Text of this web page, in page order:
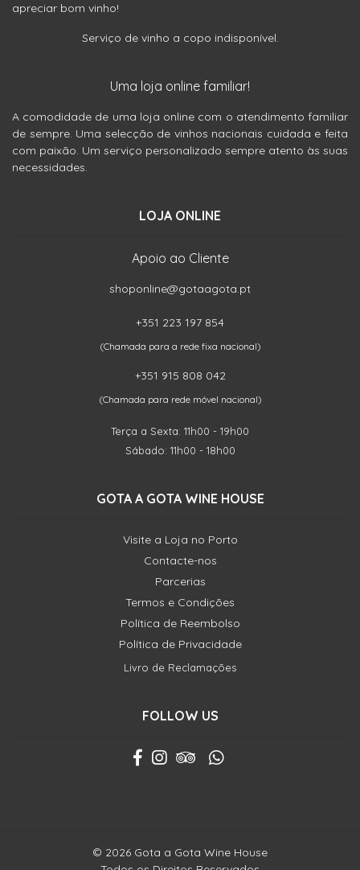
apreciar bom vinho!
Serviço de vinho a copo indisponível.
Uma loja online familiar!
A comodidade de uma loja online com o atendimento familiar
de sempre. Uma selecção de vinhos nacionais cuidada e feita
com paixão. Um serviço personalizado sempre atento às suas
necessidades.
LOJA ONLINE
Apoio ao Cliente
shoponline@gotaagota.pt
+351 223 197 854
(Chamada para a rede fixa nacional)
+351 915 808 042
(Chamada para rede móvel nacional)
Terça a Sexta: 11h00 - 19h00
Sábado: 11h00 - 18h00
GOTA A GOTA WINE HOUSE
Visite a Loja no Porto
Contacte-nos
Parcerias
Termos e Condições
Política de Reembolso
Política de Privacidade
Livro de Reclamações
FOLLOW US
© 2026 Gota a Gota Wine House